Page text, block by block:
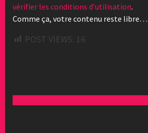
vérifier les conditions d’utilisation.
Comme ça, votre contenu reste libre…
POST VIEWS: 16